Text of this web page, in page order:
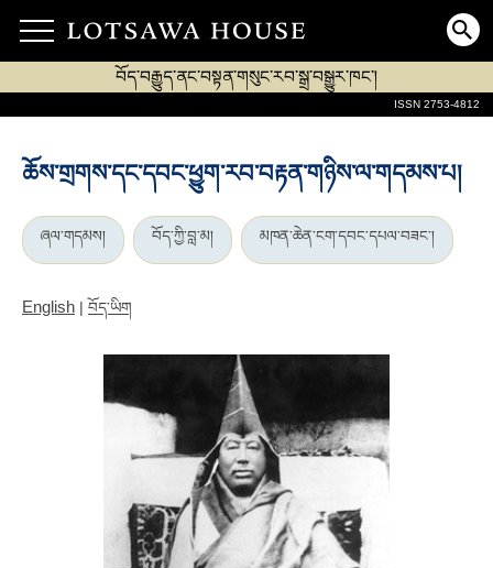
བོད་བརྒྱུད་ནང་བསྟན་གསུང་རབ་སྒྲ་བསྒྱུར་ཁང་།
ISSN 2753-4812
ཆོས་གྲགས་དང་དབང་ཕྱུག་རབ་བརྟན་གཉིས་ལ་གདམས་པ།
ཞལ་གདམས། བོད་ཀྱི་བླ་མ། མཁན་ཆེན་ངག་དབང་དཔལ་བཟང་།
English | བོད་ཡིག